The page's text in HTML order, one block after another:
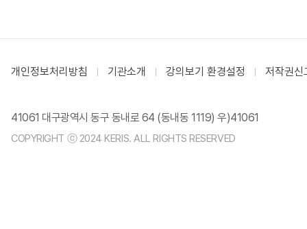
개인정보처리방침 기관소개 강의보기 환경설정 저작권신
41061 대구광역시 동구 동내로 64 (동내동 1119) 우)41061
COPYRIGHT ⓒ 2024 KERIS. ALL RIGHTS RESERVED